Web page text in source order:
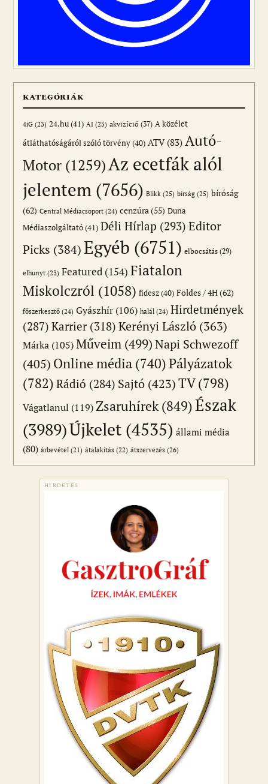
KATEGÓRIÁK
4iG (23) 24.hu(41) AI (25) akvizíció (37) A közélet
átláthatóságáról szóló törvény(40) ATV(83) Autó-
Motor (1259)Az ecetfák alól
jelentem (7656) Blikk (25) bírság (25) bíróság
(62) Central Médiacsoport (24) cenzúra(55) Duna
Médiaszolgáltató(41) Déli Hírlap (293) Editor
Picks (384)Egyéb (6751) elbocsátás (29)
elhunyt (23) Featured (154) Fiatalon
Miskolczról (1058) fidesz(40) Földes / 4H(62)
főszerkesztő (24) Gyászhír (106) halál (24) Hirdetmények
(287) Karrier(318) Kerényi László (363)
Márka (105) Műveim (499)Napi Schwezoff
(405) Online média (740)Pályázatok
(782) Rádió (284) Sajtó (423)TV(798)
Vágatlanul (119) Zsaruhírek (849)Észak
(3989)Újkelet (4535) állami média
(80) árbevétel (21) átalakítás (22) átszervezés (26)
HIRDETÉS